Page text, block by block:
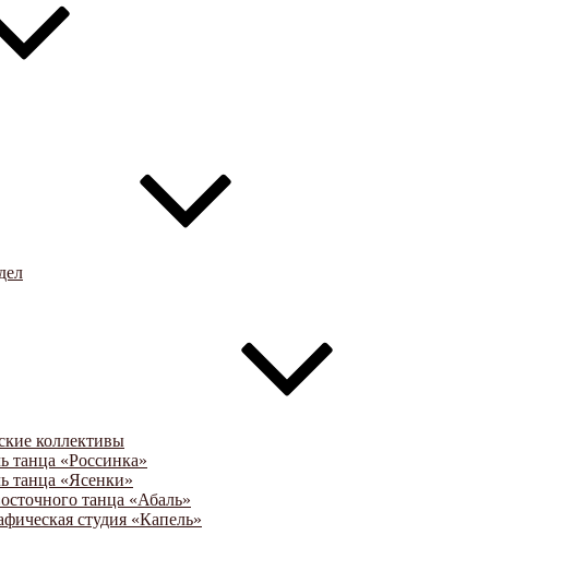
коллективы
танца «Россинка»
танца «Ясенки»
танца «Абаль»
студия «Капель»